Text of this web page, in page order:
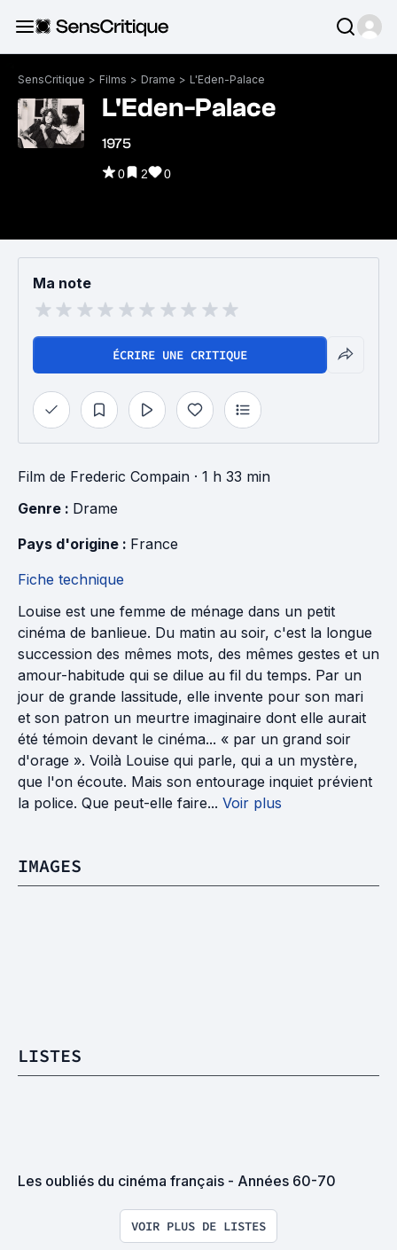
SensCritique > Films > Drame > L'Eden-Palace
L'Eden-Palace
1975
0 2 0
Ma note
ÉCRIRE UNE CRITIQUE
Film de Frederic Compain · 1 h 33 min
Genre : Drame
Pays d'origine : France
Fiche technique
Louise est une femme de ménage dans un petit
cinéma de banlieue. Du matin au soir, c'est la longue
succession des mêmes mots, des mêmes gestes et un
amour-habitude qui se dilue au fil du temps. Par un
jour de grande lassitude, elle invente pour son mari
et son patron un meurtre imaginaire dont elle aurait
été témoin devant le cinéma... « par un grand soir
d'orage ». Voilà Louise qui parle, qui a un mystère,
que l'on écoute. Mais son entourage inquiet prévient
la police. Que peut-elle faire... Voir plus
IMAGES
LISTES
Les oubliés du cinéma français - Années 60-70
VOIR PLUS DE LISTES